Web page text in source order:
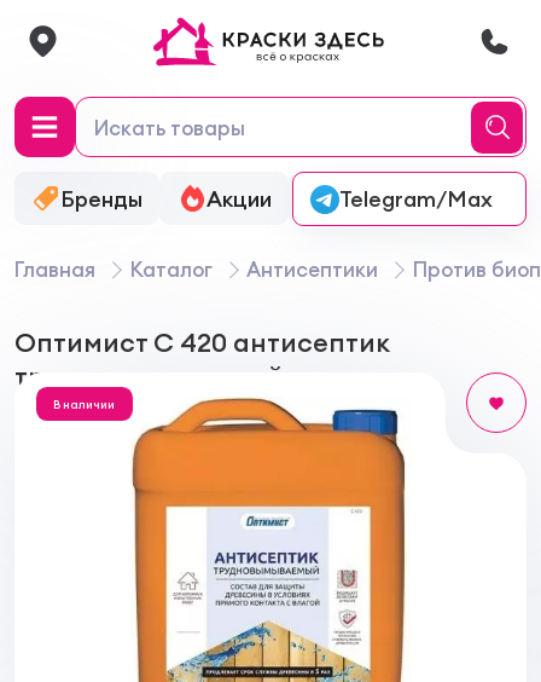
Бренды Акции Онлайн-колеровка
Telegram/Max
Главная Каталог Антисептики Против
Оптимист C 420 антисептик
трудновымываемый
В наличии